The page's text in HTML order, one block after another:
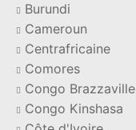
Burundi
Cameroun
Centrafricaine
Comores
Congo Brazzaville
Congo Kinshasa